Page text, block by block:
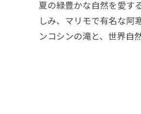
夏の緑豊かな自然を愛す
しみ、マリモで有名な阿
ンコシンの滝と、世界自